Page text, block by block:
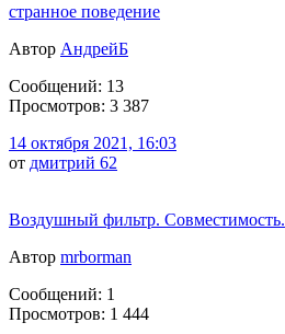
странное поведение
Автор АндрейБ
Сообщений: 13
Просмотров: 3 387
14 октября 2021, 16:03
от дмитрий 62
Воздушный фильтр. Совместимость.
Автор mrborman
Сообщений: 1
Просмотров: 1 444